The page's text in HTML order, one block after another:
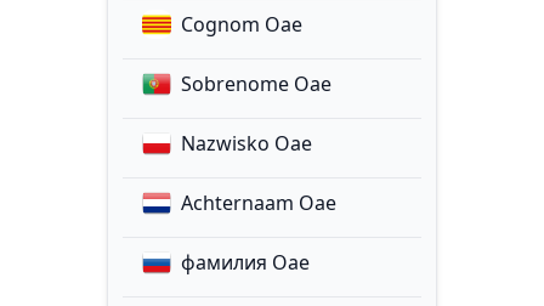
Cognom Oae
Sobrenome Oae
Nazwisko Oae
Achternaam Oae
фамилия Oae